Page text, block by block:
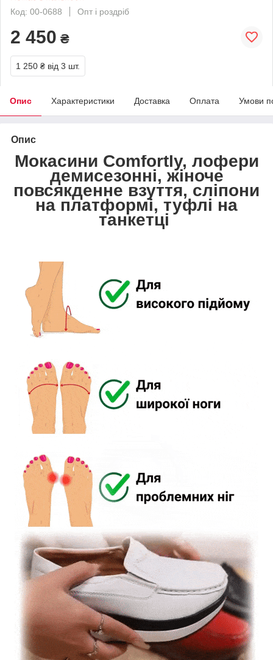
Код: 00-0688
Опт і роздріб
2 450 ₴
1 250 ₴ від 3 шт.
Опис Характеристики Доставка Оплата Умови
Опис
Мокасини Comfortly, лофери
демисезонні, жіноче
повсякденне взуття, сліпони
на платформі, туфлі на
танкетці